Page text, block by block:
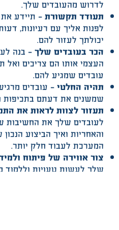
לדרוש מהעובדים שלך.
תעודד תקשורת – תיידע
לפנות אליך עם רעיונות,
יכולתך לעזור להם.
הכר בעובדים שלך – בנה
העצמי אותו הם צריכים ואל
עובדים שמגיע להם.
תהיה החלטי – עובדים
שמשנים את דעתם בתכיפות
תעזור לצוות לראות את
לעובדים שלך את החשיבות
והאחריות ואיך הביצוע
המערכת לעבוד חלק יותר.
צור אווירה של פיתוח
שלך לעשות טעויות וללמוד